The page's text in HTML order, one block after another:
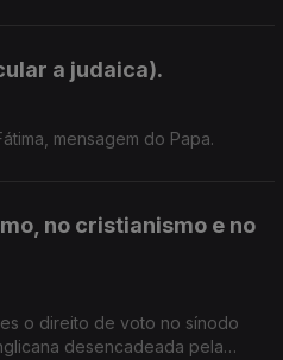
a judaica).
mensagem do Papa.
no cristianismo e no
o direito de voto no sínodo
desencadeada pela